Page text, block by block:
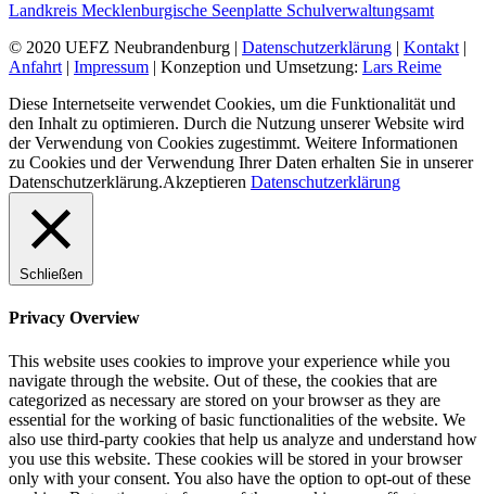
Landkreis Mecklenburgische Seenplatte Schulverwaltungsamt
© 2020 UEFZ Neubrandenburg | Datenschutzerklärung | Kontakt |
Anfahrt | Impressum | Konzeption und Umsetzung: Lars Reime
Diese Internetseite verwendet Cookies, um die Funktionalität und
den Inhalt zu optimieren. Durch die Nutzung unserer Website wird
der Verwendung von Cookies zugestimmt. Weitere Informationen
zu Cookies und der Verwendung Ihrer Daten erhalten Sie in unserer
Datenschutzerklärung.Akzeptieren Datenschutzerklärung
Schließen
Privacy Overview
This website uses cookies to improve your experience while you
navigate through the website. Out of these, the cookies that are
categorized as necessary are stored on your browser as they are
essential for the working of basic functionalities of the website. We
also use third-party cookies that help us analyze and understand how
you use this website. These cookies will be stored in your browser
only with your consent. You also have the option to opt-out of these